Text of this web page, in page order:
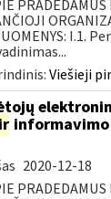
I.1.
Viešieji
ir
2020-12-18